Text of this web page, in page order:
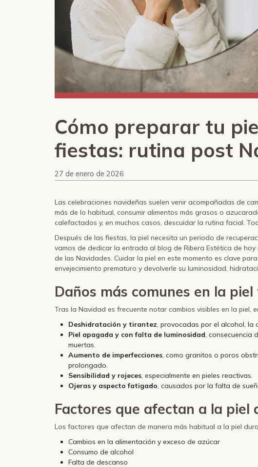
Cómo preparar tu
fiestas: rutina post
27 de enero de 2026
Las celebraciones navideñas suelen venir acompañadas de
más de lo habitual, consumir alimentos más grasos o
calefactados y, en muchos casos, descuidar la rutina facial.
Después de las fiestas, la piel necesita un periodo de
vamos de dedicar la entrada al blog de Ribera Estética de
de las Navidades. Cuidar la piel en este momento es clave
envejecimiento prematuro y devolverle su luminosidad,
Daños más comunes en la
Tras la Navidad es frecuente notar cambios visibles en la piel,
Deshidratación y tirantez, provocadas por el alcohol, la
Piel apagada y con falta de luminosidad, consecuencia
muertas.
Aumento de imperfecciones, como granitos o poros
prolongado.
Sensibilidad y rojeces, especialmente en pieles reactivas.
Ojeras y aspecto fatigado, causados por la falta de
Factores que afectan a la piel
Los factores que afectan de manera más habitual a la piel
Cambios en la alimentación y exceso de azúcar
Consumo de alcohol
Falta de descanso